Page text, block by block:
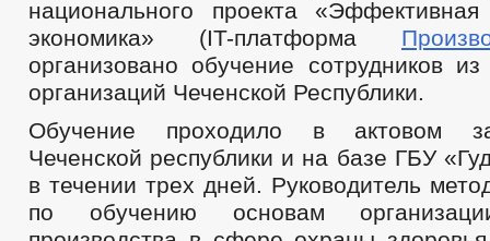
национального проекта
экономика» (IT-платформа
организовано обучение сотрудников
организаций Чеченской Республики.
Обучение проходило в актовом
Чеченской республики и на базе ГБУ
в течении трех дней. Руководитель
по обучению основам